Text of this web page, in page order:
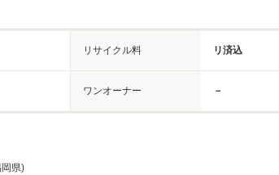
リサイクル料 リ済込
ワンオーナー －
県)